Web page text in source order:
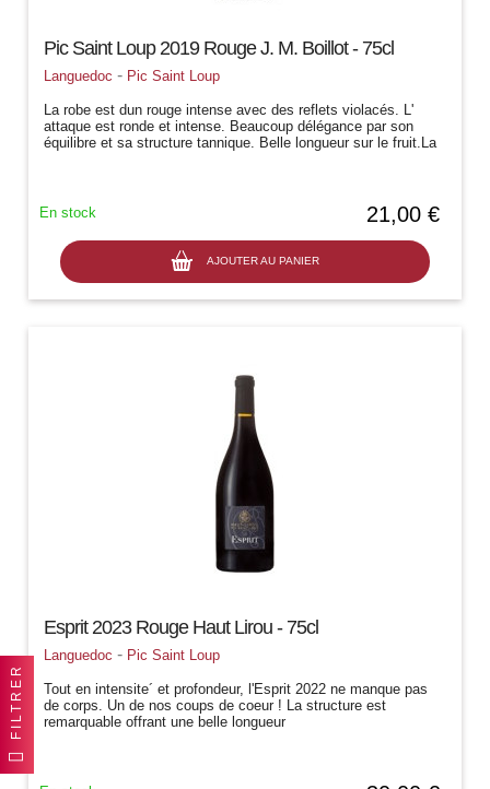
Pic Saint Loup 2019 Rouge J. M. Boillot - 75cl
Languedoc - Pic Saint Loup
La robe est dun rouge intense avec des reflets violacés. L'
attaque est ronde et intense. Beaucoup délégance par son
équilibre et sa structure tannique. Belle longueur sur le fruit.La
21,00 €
AJOUTER AU PANIER
En stock
Esprit 2023 Rouge Haut Lirou - 75cl
Languedoc - Pic Saint Loup
Tout en intensite´ et profondeur, l'Esprit 2022 ne manque pas
de corps. Un de nos coups de coeur ! La structure est
remarquable offrant une belle longueur
FILTRER